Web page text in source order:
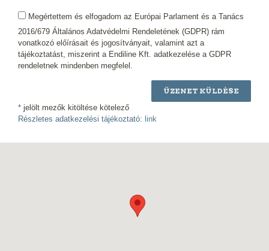
Megértettem és elfogadom az Európai Parlament és a Tanács
2016/679 Általános Adatvédelmi Rendeletének (GDPR) rám
vonatkozó előírásait és jogosítványait, valamint azt a
tájékoztatást, miszerint a Endiline Kft. adatkezelése a GDPR
rendeletnek mindenben megfelel.
ÜZENET KÜLDÉSE
* jelölt mezők kitöltése kötelező
Részletes adatkezelési tájékoztató: link